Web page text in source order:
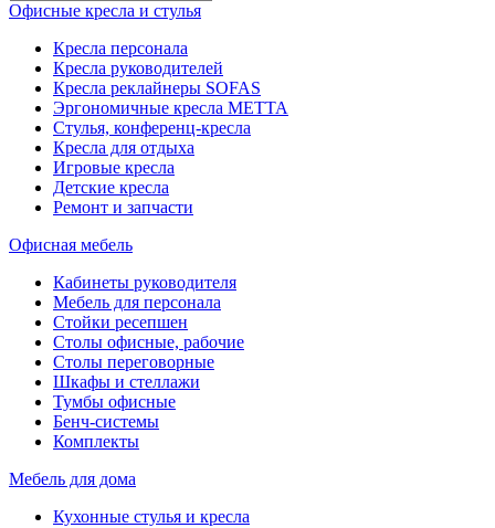
Офисные кресла и стулья
Кресла персонала
Кресла руководителей
Кресла реклайнеры SOFAS
Эргономичные кресла МЕТТА
Стулья, конференц-кресла
Кресла для отдыха
Игровые кресла
Детские кресла
Ремонт и запчасти
Офисная мебель
Кабинеты руководителя
Мебель для персонала
Стойки ресепшен
Столы офисные, рабочие
Столы переговорные
Шкафы и стеллажи
Тумбы офисные
Бенч-системы
Комплекты
Мебель для дома
Кухонные стулья и кресла